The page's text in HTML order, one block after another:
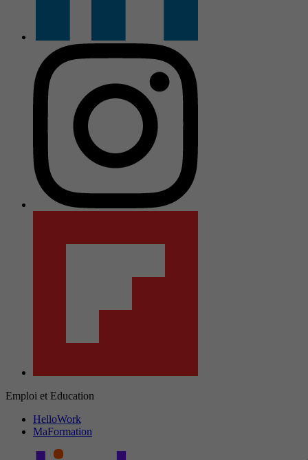
Emploi et Education
HelloWork
MaFormation